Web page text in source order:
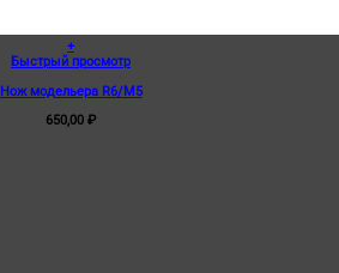
+
Быстрый просмотр
Нож модельера R6/M5
650,00 ₽